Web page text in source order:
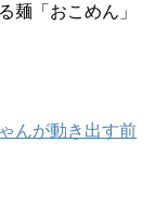
麺「おこめん」
んが動き出す前